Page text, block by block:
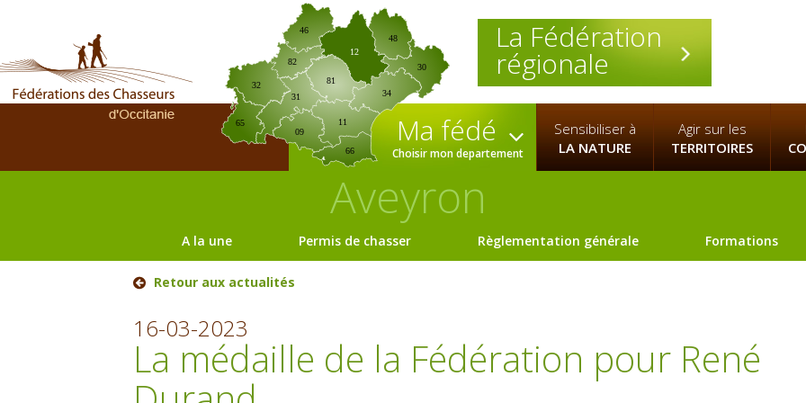
La Fédération
régionale
09
12
30
31
32
34
46
65
66
81
82
11
48
Ma fédé
Choisir mon departement
Sensibiliser à
LA NATURE
Agir sur les
TERRITOIRES
Aveyron
A la une Permis de chasser Règlementation générale Formations
Retour aux actualités
16-03-2023
La médaille de la Fédération pour René